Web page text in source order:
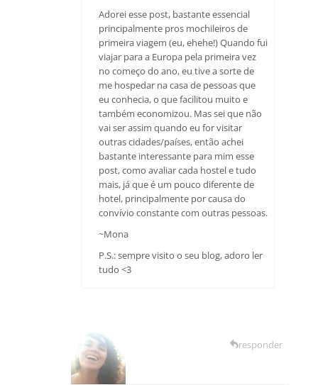
Adorei esse post, bastante essencial
principalmente pros mochileiros de
primeira viagem (eu, ehehe!) Quando fui
viajar para a Europa pela primeira vez
no começo do ano, eu tive a sorte de
me hospedar na casa de pessoas que
eu conhecia, o que facilitou muito e
também economizou. Mas sei que não
vai ser assim quando eu for visitar
outras cidades/países, então achei
bastante interessante para mim esse
post, como avaliar cada hostel e tudo
mais, já que é um pouco diferente de
hotel, principalmente por causa do
convívio constante com outras pessoas.
~Mona
P.S.: sempre visito o seu blog, adoro ler
tudo <3
responder